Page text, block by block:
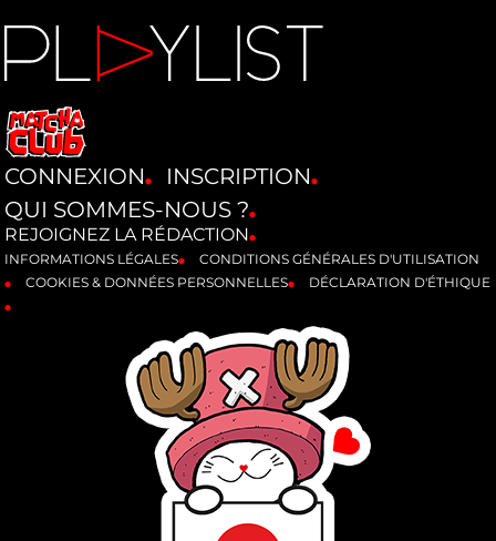
CONNEXION
INSCRIPTION
QUI SOMMES-NOUS ?
REJOIGNEZ LA RÉDACTION
INFORMATIONS LÉGALES
CONDITIONS GÉNÉRALES D'UTILISATION
COOKIES & DONNÉES PERSONNELLES
DÉCLARATION D'ÉTHIQUE